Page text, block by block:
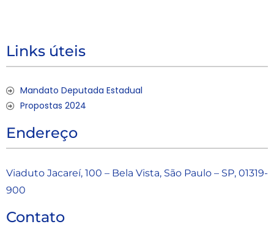
Links úteis
Mandato Deputada Estadual
Propostas 2024
Endereço
Viaduto Jacareí, 100 – Bela Vista, São Paulo – SP, 01319-
900
Contato